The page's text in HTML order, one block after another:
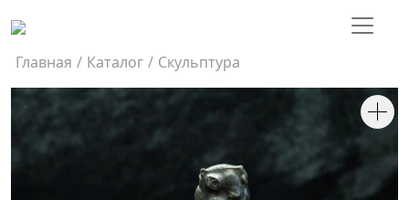
Главная / Каталог / Скульптура